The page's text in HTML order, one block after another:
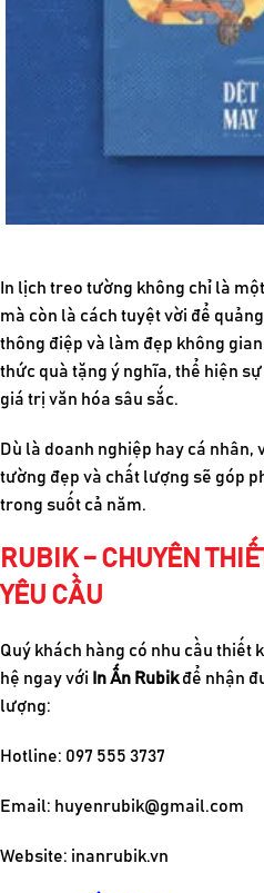
In lịch treo tường không chỉ là
mà còn là cách tuyệt vời để
thông điệp và làm đẹp không
thức quà tặng ý nghĩa, thể hiện
giá trị văn hóa sâu sắc.
Dù là doanh nghiệp hay cá
tường đẹp và chất lượng sẽ góp
trong suốt cả năm.
RUBIK – CHUYÊN
YÊU CẦU
Quý khách hàng có nhu cầu thiết
hệ ngay với In Ấn Rubikđể nhận
lượng:
Hotline: 097 555 3737
Email: huyenrubik@gmail.com
Website: inanrubik.vn